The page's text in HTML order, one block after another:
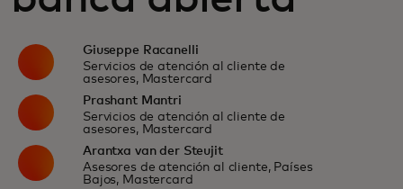
Giuseppe Racanelli
Servicios de atención al cliente de
asesores, Mastercard
Prashant Mantri
Servicios de atención al cliente de
asesores, Mastercard
Arantxa van der Steujit
Asesores de atención al cliente, Países
Bajos, Mastercard